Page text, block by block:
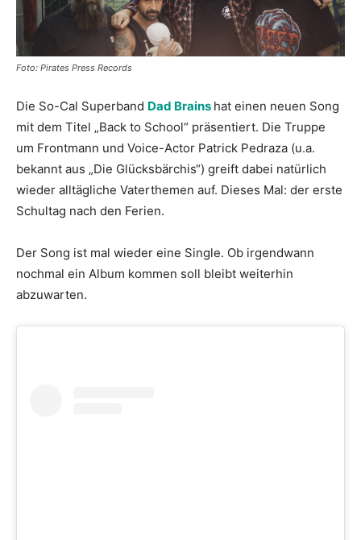
Foto: Pirates Press Records
Die So-Cal Superband Dad Brains hat einen neuen Song
mit dem Titel „Back to School“ präsentiert. Die Truppe
um Frontmann und Voice-Actor Patrick Pedraza (u.a.
bekannt aus „Die Glücksbärchis“) greift dabei natürlich
wieder alltägliche Vaterthemen auf. Dieses Mal: der erste
Schultag nach den Ferien.
Der Song ist mal wieder eine Single. Ob irgendwann
nochmal ein Album kommen soll bleibt weiterhin
abzuwarten.